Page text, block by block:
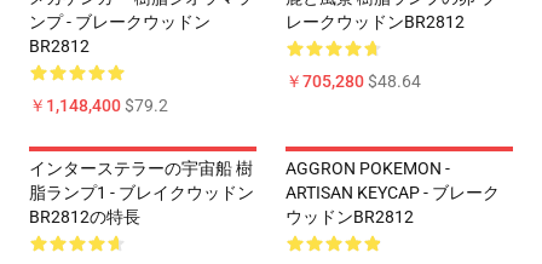
ンプ - ブレークウッドン
BR2812
￥1,148,400$79.2
レークウッドンBR2812
￥705,280$48.64
インターステラーの宇宙船 樹
脂ランプ1 - ブレイクウッドン
BR2812の特長
AGGRON POKEMON -
ARTISAN KEYCAP - ブレーク
ウッドンBR2812